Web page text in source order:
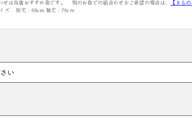
HAKAMA RENTAL
せは当店おすすめ色です。 別のお色での組合わせをご希望の場合は、
【きも
ズ 裄丈：68cm 袖丈：76cm